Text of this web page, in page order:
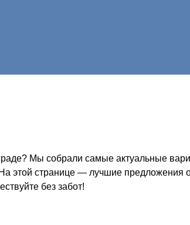
Мы собрали самые актуальные
этой странице — лучшие
без забот!